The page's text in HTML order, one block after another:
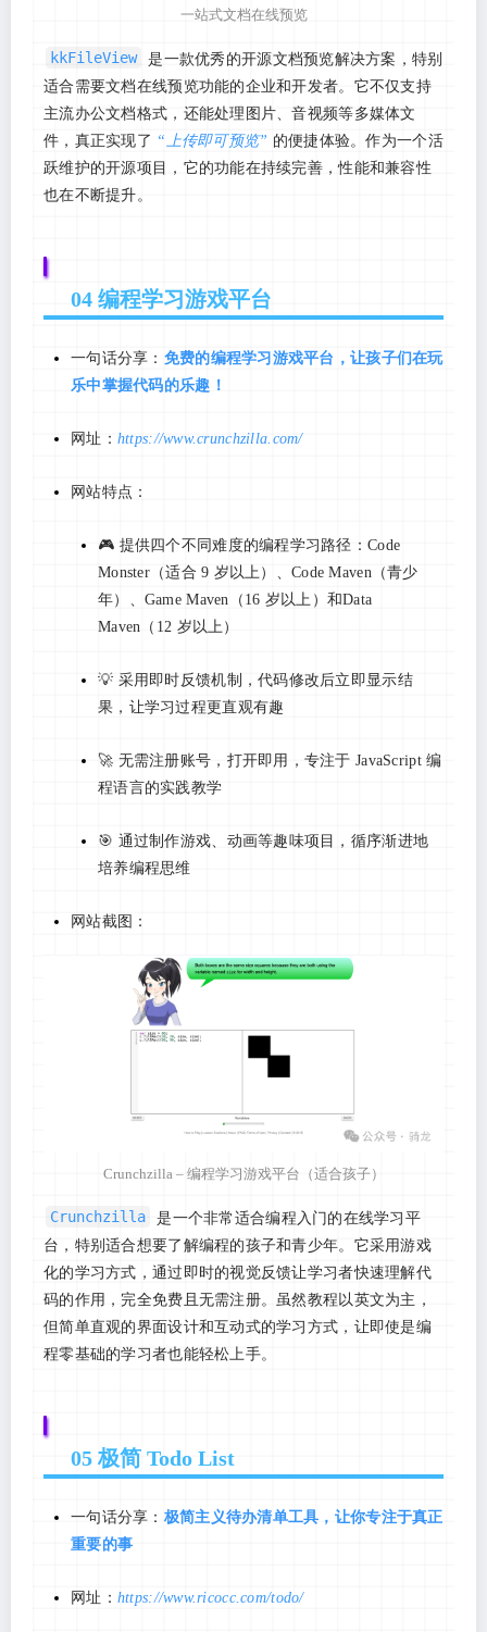
一站式文档在线预览
kkFileView
是一款优秀的开源文档预览解决方案，特别
适合需要文档在线预览功能的企业和开发者。它不仅支持
主流办公文档格式，还能处理图片、音视频等多媒体文
件，真正实现了 “上传即可预览” 的便捷体验。作为一个活
跃维护的开源项目，它的功能在持续完善，性能和兼容性
也在不断提升。
04 编程学习游戏平台
一句话分享： 免费的编程学习游戏平台，让孩子们在玩
乐中掌握代码的乐趣！
网址： https://www.crunchzilla.com/
网站特点：
🎮 提供四个不同难度的编程学习路径：Code
Monster（适合 9 岁以上）、Code Maven（青少
年）、Game Maven（16 岁以上）和Data
Maven（12 岁以上）
💡 采用即时反馈机制，代码修改后立即显示结
果，让学习过程更直观有趣
🚀 无需注册账号，打开即用，专注于 JavaScript 编
程语言的实践教学
🎯 通过制作游戏、动画等趣味项目，循序渐进地
培养编程思维
网站截图：
Crunchzilla – 编程学习游戏平台（适合孩子）
Crunchzilla
是一个非常适合编程入门的在线学习平
台，特别适合想要了解编程的孩子和青少年。它采用游戏
化的学习方式，通过即时的视觉反馈让学习者快速理解代
码的作用，完全免费且无需注册。虽然教程以英文为主，
但简单直观的界面设计和互动式的学习方式，让即使是编
程零基础的学习者也能轻松上手。
05 极简 Todo List
一句话分享： 极简主义待办清单工具，让你专注于真正
重要的事
网址： https://www.ricocc.com/todo/